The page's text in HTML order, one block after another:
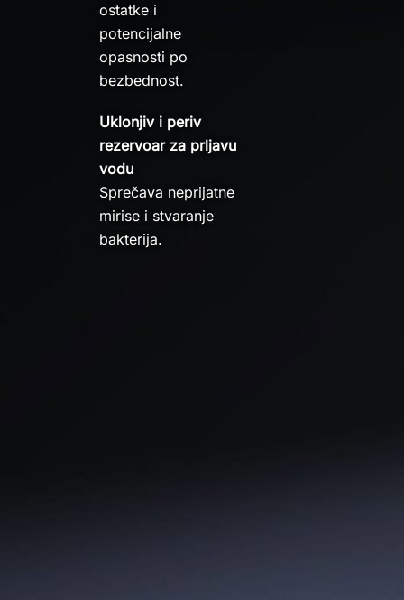
ostatke i
potencijalne
opasnosti po
bezbednost.
Uklonjiv i periv
rezervoar za prljavu
vodu
Sprečava neprijatne
mirise i stvaranje
bakterija.